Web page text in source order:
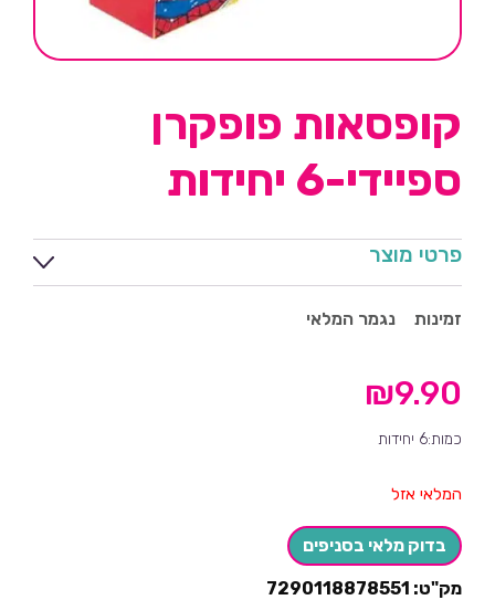
קופסאות פופקרן
ספיידי-6 יחידות
פרטי מוצר
זמינות נגמר המלאי
₪9.90
כמות:6 יחידות
המלאי אזל
בדוק מלאי בסניפים
מק"ט: 7290118878551